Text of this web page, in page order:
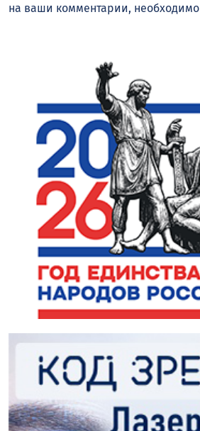
на ваши комментарии, необходимо